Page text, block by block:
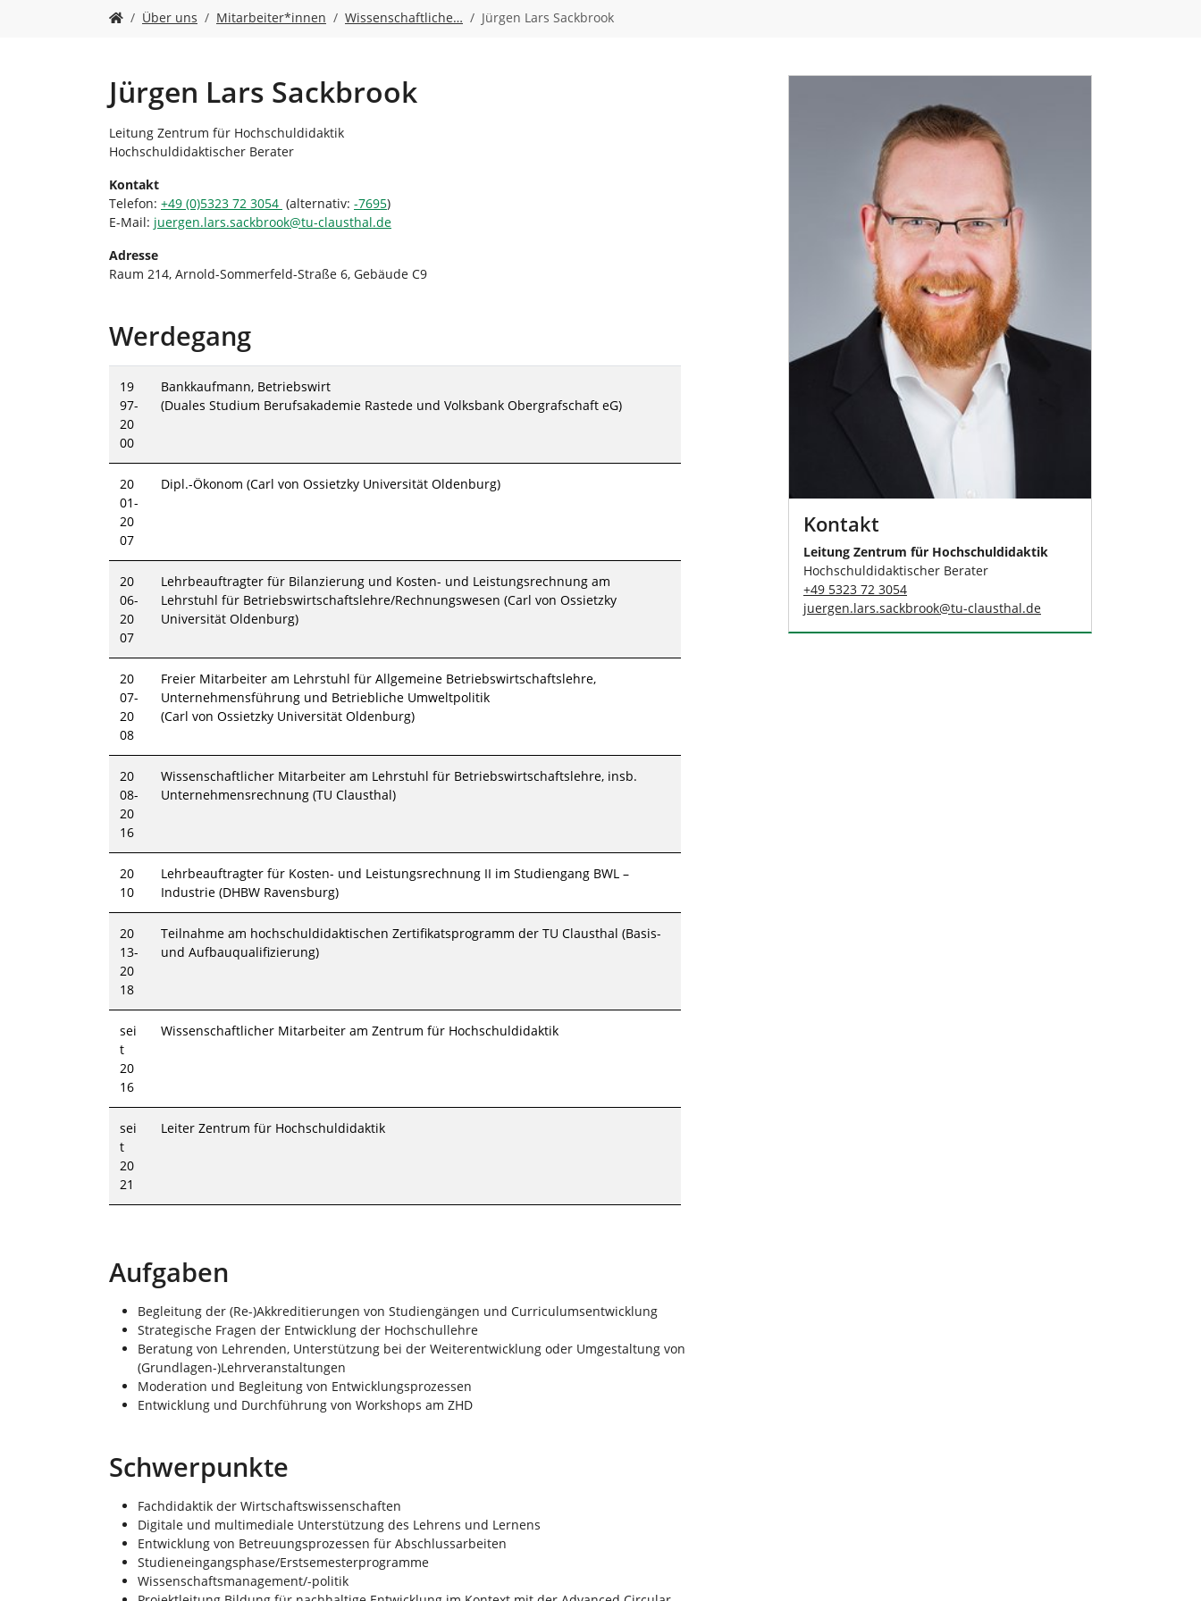
i
n
h
i
r
Über uns Mitarbeiter*innen Wissenschaftliche… Jürgen Lars Sackbrook
Jürgen Lars Sackbrook
Leitung Zentrum für Hochschuldidaktik
Hochschuldidaktischer Berater
Kontakt
Telefon: +49 (0)5323 72 3054 (alternativ: -7695)
E-Mail: juergen.lars.sackbrook@tu-clausthal.de
Adresse
Raum 214, Arnold-Sommerfeld-Straße 6, Gebäude C9
Werdegang
19
97-
20
00
Bankkaufmann, Betriebswirt
(Duales Studium Berufsakademie Rastede und Volksbank Obergrafschaft eG)
20
01-
20
07
Dipl.-Ökonom (Carl von Ossietzky Universität Oldenburg)
20
06-
20
07
Lehrbeauftragter für Bilanzierung und Kosten- und Leistungsrechnung am
Lehrstuhl für Betriebswirtschaftslehre/Rechnungswesen (Carl von Ossietzky
Universität Oldenburg)
20
07-
20
08
Freier Mitarbeiter am Lehrstuhl für Allgemeine Betriebswirtschaftslehre,
Unternehmensführung und Betriebliche Umweltpolitik
(Carl von Ossietzky Universität Oldenburg)
20
08-
20
16
Wissenschaftlicher Mitarbeiter am Lehrstuhl für Betriebswirtschaftslehre, insb.
Unternehmensrechnung (TU Clausthal)
20
10
Lehrbeauftragter für Kosten- und Leistungsrechnung II im Studiengang BWL –
Industrie (DHBW Ravensburg)
20
13-
20
18
Teilnahme am hochschuldidaktischen Zertifikatsprogramm der TU Clausthal (Basis-
und Aufbauqualifizierung)
sei
t
20
16
Wissenschaftlicher Mitarbeiter am Zentrum für Hochschuldidaktik
sei
t
20
21
Leiter Zentrum für Hochschuldidaktik
Aufgaben
Begleitung der (Re-)Akkreditierungen von Studiengängen und Curriculumsentwicklung
Strategische Fragen der Entwicklung der Hochschullehre
Beratung von Lehrenden, Unterstützung bei der Weiterentwicklung oder Umgestaltung von
(Grundlagen-)Lehrveranstaltungen
Moderation und Begleitung von Entwicklungsprozessen
Entwicklung und Durchführung von Workshops am ZHD
Schwerpunkte
Fachdidaktik der Wirtschaftswissenschaften
Digitale und multimediale Unterstützung des Lehrens und Lernens
Entwicklung von Betreuungsprozessen für Abschlussarbeiten
Studieneingangsphase/Erstsemesterprogramme
Wissenschaftsmanagement/-politik
Kontakt
Leitung Zentrum für Hochschuldidaktik
Hochschuldidaktischer Berater
+49 5323 72 3054
juergen.lars.sackbrook@tu-clausthal.de